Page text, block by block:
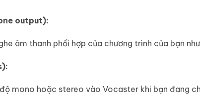
output):
âm thanh phối hợp của chương trình của bạn
mono hoặc stereo vào Vocaster khi bạn đang